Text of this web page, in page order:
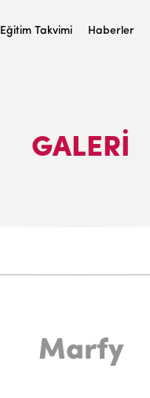
Eğitim Takvimi Haberler
GALERI
Marfy